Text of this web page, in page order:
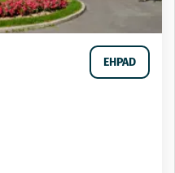
EHPAD